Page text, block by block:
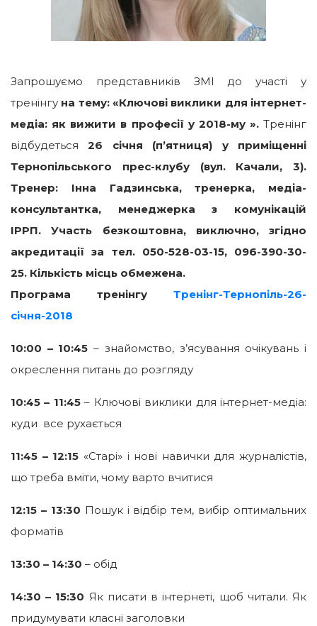
Запрошуємо представників ЗМІ до участі у
тренінгу на тему:«Ключові виклики для інтернет-
медіа: як вижити в професії у 2018-му ». Тренінг
відбудеться26 січня (п’ятниця) у приміщенні
Тернопільського прес-клубу (вул. Качали, 3).
Тренер: Інна Гадзинська,
тренерка, медіа-
консультантка, менеджерка з комунікацій
ІРРП.Участь безкоштовна, виключно, згідно
акредитації за тел. 050-528-03-15, 096-390-30-
25. Кількість місць обмежена.
Програма тренінгу Тренінг-Тернопіль-26-
січня-2018
10:00 – 10:45 – знайомство, з’ясування очікувань і
окреслення питань до розгляду
10:45 – 11:45– Ключові виклики для інтернет-медіа:
куди все рухається
11:45 – 12:15 «Старі» і нові навички для журналістів,
що треба вміти, чому варто вчитися
12:15 – 13:30 Пошук і відбір тем, вибір оптимальних
форматів
13:30 – 14:30 – обід
14:30 – 15:30 Як писати в інтернеті, щоб читали. Як
придумувати класні заголовки